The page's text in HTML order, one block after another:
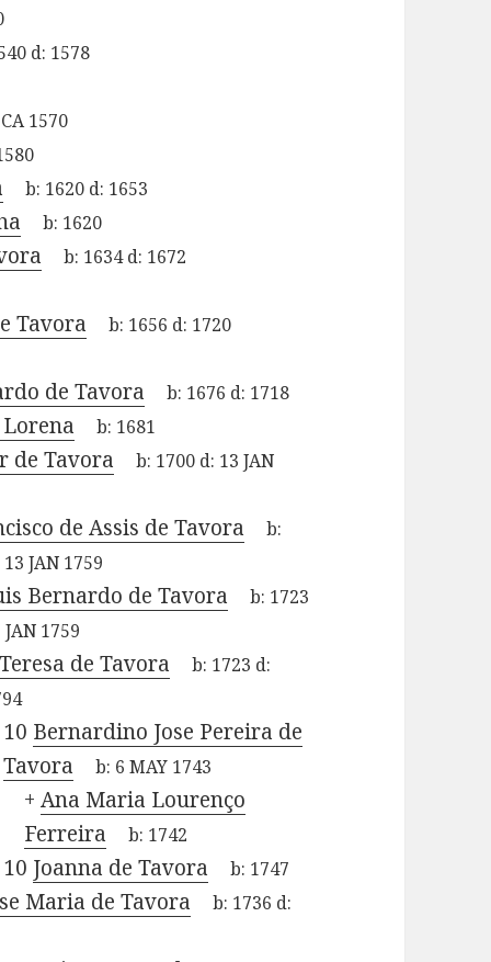
d: 1578
CA 1570
b: 1620 d: 1653
b: 1620
b: 1634d: 1672
Tavora b: 1656 d: 1720
de Tavora b: 1676 d: 1718
b: 1681
de Tavora b: 1700 d: 13 JAN
de Assis de Tavora
b:
13 JAN 1759
Bernardo de Tavora b: 1723
JAN 1759
Teresa de Tavora b: 1723 d:
10 Bernardino Jose Pereira de
Tavora
b: 6 MAY 1743
+Ana Maria Lourenço
Ferreira
b: 1742
10 Joanna de Tavora b: 1747
Maria de Tavora b: 1736 d: